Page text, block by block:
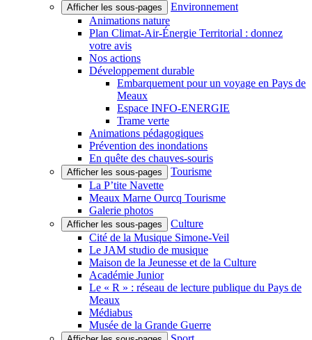
Afficher les sous-pages
Environnement
Animations nature
Plan Climat-Air-Énergie Territorial : donnez
votre avis
Nos actions
Développement durable
Embarquement pour un voyage en Pays de
Meaux
Espace INFO-ENERGIE
Trame verte
Animations pédagogiques
Prévention des inondations
En quête des chauves-souris
Afficher les sous-pages
Tourisme
La P’tite Navette
Meaux Marne Ourcq Tourisme
Galerie photos
Afficher les sous-pages
Culture
Cité de la Musique Simone-Veil
Le JAM studio de musique
Maison de la Jeunesse et de la Culture
Académie Junior
Le « R » : réseau de lecture publique du Pays de
Meaux
Médiabus
Musée de la Grande Guerre